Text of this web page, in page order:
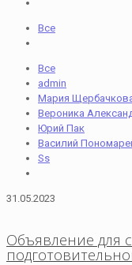
Все
Все
admin
Мария
Вероника
Юрий Пак
Василий
Ss
31.05.2023
Объявление для